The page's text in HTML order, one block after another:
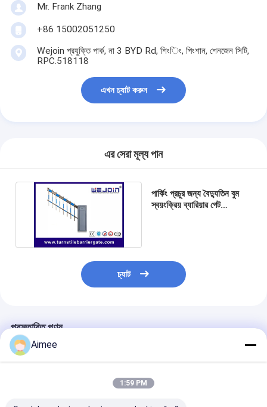
turnstile ব্যারিয়ার গেইট
পার্কিং ব্যারিয়ার গেট
গাড়ি পার্কিং ব্যারিয়ার গেট
অ-বসন্ত বাধা গেট
তাড়নজাত ব্যারিয়ার গেইট
Mr. Frank Zhang
+86 15002051250
Wejoin প্রযুক্তি পার্ক, না 3 BYD Rd, শিংিং, পিংশান, শেনজেন সিটি,
RPC.518118
এখন চ্যাট করুন
এর সেরা মূল্য পান
পার্কিং প্রচুর জন্য বৈদ্যুতিন বুম
স্বয়ংক্রিয় ব্যারিয়ার গেট
চ্যাট
প্রস্তাবিত পণ্য
Aimee
1:59 PM